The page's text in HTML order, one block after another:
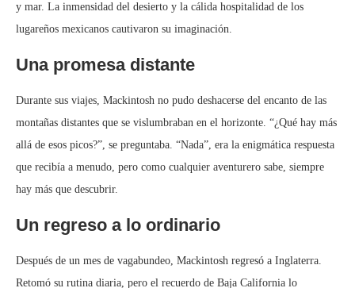
y mar. La inmensidad del desierto y la cálida hospitalidad de los
lugareños mexicanos cautivaron su imaginación.
Una promesa distante
Durante sus viajes, Mackintosh no pudo deshacerse del encanto de las
montañas distantes que se vislumbraban en el horizonte. “¿Qué hay más
allá de esos picos?”, se preguntaba. “Nada”, era la enigmática respuesta
que recibía a menudo, pero como cualquier aventurero sabe, siempre
hay más que descubrir.
Un regreso a lo ordinario
Después de un mes de vagabundeo, Mackintosh regresó a Inglaterra.
Retomó su rutina diaria, pero el recuerdo de Baja California lo